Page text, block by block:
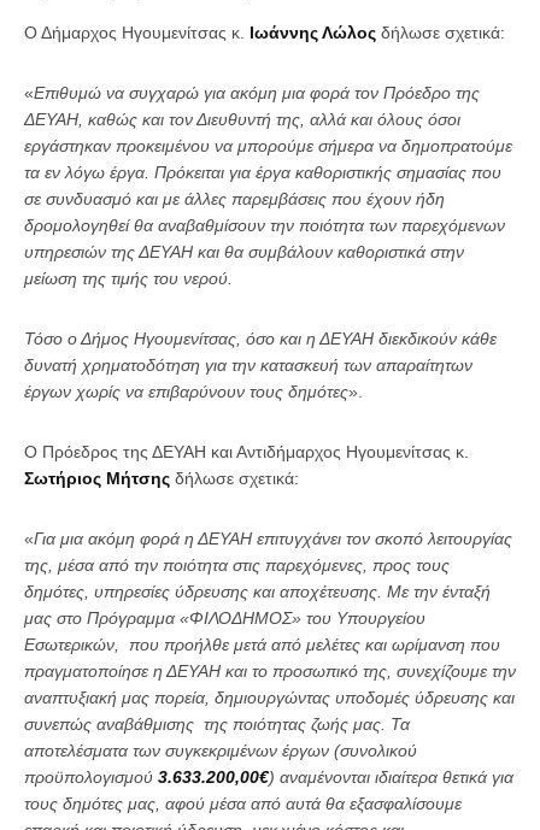
Ο Δήμαρχος Ηγουμενίτσας κ. Ιωάννης Λώλος δήλωσε σχετικά:
«Επιθυμώ να συγχαρώ για ακόμη μια φορά τον Πρόεδρο της
ΔΕΥΑΗ, καθώς και τον Διευθυντή της, αλλά και όλους όσοι
εργάστηκαν προκειμένου να μπορούμε σήμερα να δημοπρατούμε
τα εν λόγω έργα. Πρόκειται για έργα καθοριστικής σημασίας που
σε συνδυασμό και με άλλες παρεμβάσεις που έχουν ήδη
δρομολογηθεί θα αναβαθμίσουν την ποιότητα των παρεχόμενων
υπηρεσιών της ΔΕΥΑΗ και θα συμβάλουν καθοριστικά στην
μείωση της τιμής του νερού.
Τόσο ο Δήμος Ηγουμενίτσας, όσο και η ΔΕΥΑΗ διεκδικούν κάθε
δυνατή χρηματοδότηση για την κατασκευή των απαραίτητων
έργων χωρίς να επιβαρύνουν τους δημότες».
Ο Πρόεδρος της ΔΕΥΑΗ και Αντιδήμαρχος Ηγουμενίτσας κ.
Σωτήριος Μήτσης δήλωσε σχετικά:
«Για μια ακόμη φορά η ΔΕΥΑΗ επιτυγχάνει τον σκοπό λειτουργίας
της, μέσα από την ποιότητα στις παρεχόμενες, προς τους
δημότες, υπηρεσίες ύδρευσης και αποχέτευσης. Με την ένταξή
μας στο Πρόγραμμα «ΦΙΛΟΔΗΜΟΣ» του Υπουργείου
Εσωτερικών, που προήλθε μετά από μελέτες και ωρίμανση που
πραγματοποίησε η ΔΕΥΑΗ και το προσωπικό της, συνεχίζουμε την
αναπτυξιακή μας πορεία, δημιουργώντας υποδομές ύδρευσης και
συνεπώς αναβάθμισης της ποιότητας ζωής μας. Τα
αποτελέσματα των συγκεκριμένων έργων (συνολικού
προϋπολογισμού 3.633.200,00€) αναμένονται ιδιαίτερα θετικά για
τους δημότες μας, αφού μέσα από αυτά θα εξασφαλίσουμε